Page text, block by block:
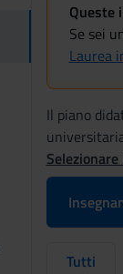
Queste
Se sei
Laurea
Il piano
Tutti